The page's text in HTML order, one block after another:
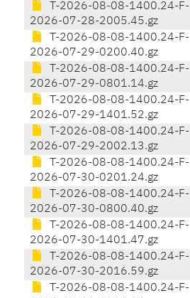
T-2026-08-08-1400.24-F-
2026-07-28-2005.45.gz
T-2026-08-08-1400.24-F-
2026-07-29-0200.40.gz
T-2026-08-08-1400.24-F-
2026-07-29-0801.14.gz
T-2026-08-08-1400.24-F-
2026-07-29-1401.52.gz
T-2026-08-08-1400.24-F-
2026-07-29-2002.13.gz
T-2026-08-08-1400.24-F-
2026-07-30-0201.24.gz
T-2026-08-08-1400.24-F-
2026-07-30-0800.40.gz
T-2026-08-08-1400.24-F-
2026-07-30-1401.47.gz
T-2026-08-08-1400.24-F-
2026-07-30-2016.59.gz
T-2026-08-08-1400.24-F-